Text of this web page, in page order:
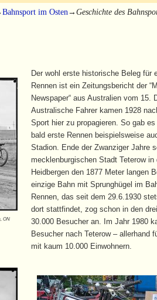
Bahnsport im Osten→ Geschichte des
ON
Der wohl erste historische Beleg für
Rennen ist ein Zeitungsbericht der
Newspaper“ aus Australien vom 15.
Australische Fahrer kamen 1928
Sport hier zu propagieren. So gab
bald erste Rennen beispielsweise
Stadion. Ende der Zwanziger Jahre
mecklenburgischen Stadt Teterow in
Heidbergen den 1877 Meter langen
einzige Bahn mit Sprunghügel im
Rennen, das seit dem 29.6.1930
dort stattfindet, zog schon in den
30.000 Besucher an. Im Jahr 1980
Besucher nach Teterow – allerhand
mit kaum 10.000 Einwohnern.